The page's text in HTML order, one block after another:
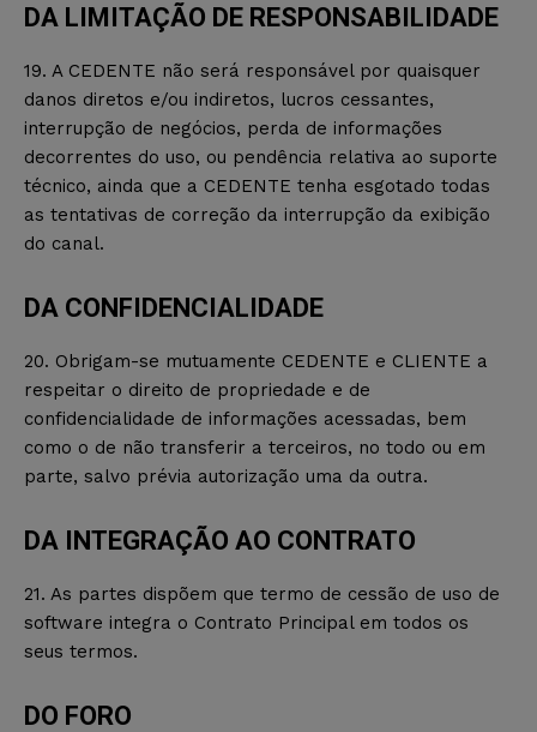
DA LIMITAÇÃO DE RESPONSABILIDADE
19. A CEDENTE não será responsável por quaisquer
danos diretos e/ou indiretos, lucros cessantes,
interrupção de negócios, perda de informações
decorrentes do uso, ou pendência relativa ao suporte
técnico, ainda que a CEDENTE tenha esgotado todas
as tentativas de correção da interrupção da exibição
do canal.
DA CONFIDENCIALIDADE
20. Obrigam-se mutuamente CEDENTE e CLIENTE a
respeitar o direito de propriedade e de
confidencialidade de informações acessadas, bem
como o de não transferir a terceiros, no todo ou em
parte, salvo prévia autorização uma da outra.
DA INTEGRAÇÃO AO CONTRATO
21. As partes dispõem que termo de cessão de uso de
software integra o Contrato Principal em todos os
seus termos.
DO FORO